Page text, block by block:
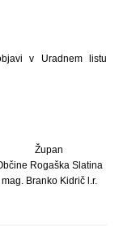
v Uradnem listu
Župan
Rogaška Slatina
mag. Branko Kidrič l.r.